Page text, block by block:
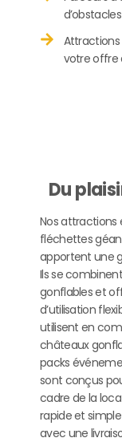
Attractions
votre offre
Du
Nos attractions
fléchettes
apportent une
Ils se
gonflables et
d’utilisation
utilisent en
châteaux
packs
sont conçus
cadre de la
rapide et
avec une